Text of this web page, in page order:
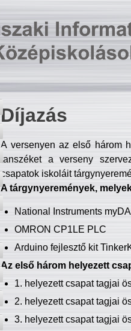
Díjazás
A versenyen az első három
tanszéket a verseny
csapatok iskoláit
A tárgynyeremények,
National Instruments
OMRON CP1LE PLC
Arduino fejlesztő kit
Az első három helyezett
1. helyezett csapat tagjai
2. helyezett csapat tagjai
3. helyezett csapat tagjai